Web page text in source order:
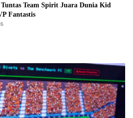
Tuntas Team Spirit Juara Dunia Kid
Fantastis